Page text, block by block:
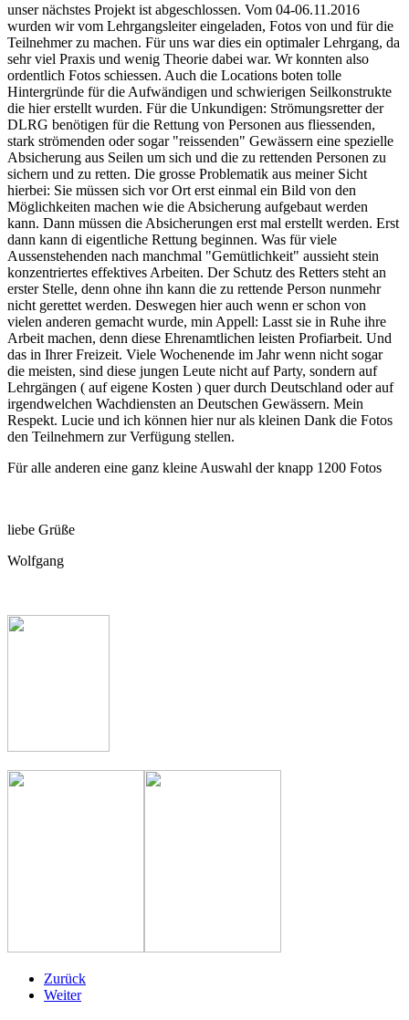
unser nächstes Projekt ist abgeschlossen. Vom 04-06.11.2016
wurden wir vom Lehrgangsleiter eingeladen, Fotos von und für die
Teilnehmer zu machen. Für uns war dies ein optimaler Lehrgang, da
sehr viel Praxis und wenig Theorie dabei war. Wr konnten also
ordentlich Fotos schiessen. Auch die Locations boten tolle
Hintergründe für die Aufwändigen und schwierigen Seilkonstrukte
die hier erstellt wurden. Für die Unkundigen: Strömungsretter der
DLRG benötigen für die Rettung von Personen aus fliessenden,
stark strömenden oder sogar "reissenden" Gewässern eine spezielle
Absicherung aus Seilen um sich und die zu rettenden Personen zu
sichern und zu retten. Die grosse Problematik aus meiner Sicht
hierbei: Sie müssen sich vor Ort erst einmal ein Bild von den
Möglichkeiten machen wie die Absicherung aufgebaut werden
kann. Dann müssen die Absicherungen erst mal erstellt werden. Erst
dann kann di eigentliche Rettung beginnen. Was für viele
Aussenstehenden nach manchmal "Gemütlichkeit" aussieht stein
konzentriertes effektives Arbeiten. Der Schutz des Retters steht an
erster Stelle, denn ohne ihn kann die zu rettende Person nunmehr
nicht gerettet werden. Deswegen hier auch wenn er schon von
vielen anderen gemacht wurde, min Appell: Lasst sie in Ruhe ihre
Arbeit machen, denn diese Ehrenamtlichen leisten Profiarbeit. Und
das in Ihrer Freizeit. Viele Wochenende im Jahr wenn nicht sogar
die meisten, sind diese jungen Leute nicht auf Party, sondern auf
Lehrgängen ( auf eigene Kosten ) quer durch Deutschland oder auf
irgendwelchen Wachdiensten an Deutschen Gewässern. Mein
Respekt. Lucie und ich können hier nur als kleinen Dank die Fotos
den Teilnehmern zur Verfügung stellen.
Für alle anderen eine ganz kleine Auswahl der knapp 1200 Fotos
liebe Grüße
Wolfgang
Zurück
Weiter